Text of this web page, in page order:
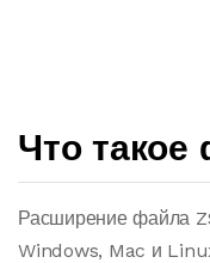
Что такое
Расширение файла
Windows, Mac и